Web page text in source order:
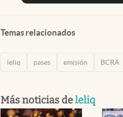
Temas relacionados
leliq pases emisión BCRA
Más noticias deleliq